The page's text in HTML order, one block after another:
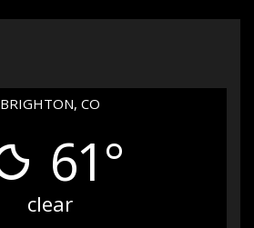
BRIGHTON, CO
61°
clear